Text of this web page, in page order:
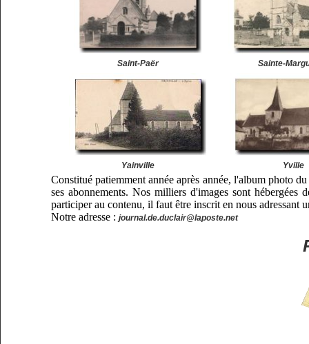
Saint-Paër Sainte-
Yainville Yville
Constitué patiemment année après année, l'album photo
ses abonnements. Nos milliers d'images sont
participer au contenu, il faut être inscrit en nous adressant
Notre adresse : journal.de.duclair@laposte.net